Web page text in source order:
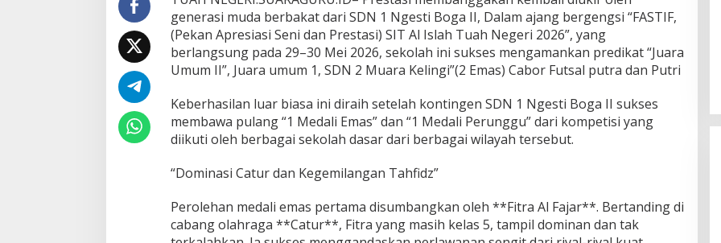
g
a
I
I
T
a
p
i
M
m
k
a
generasi muda berbakat dari SDN 1 Ngesti Boga II, Dalam ajang bergengsi “FASTIF,
(Pekan Apresiasi Seni dan Prestasi) SIT Al Islah Tuah Negeri 2026”, yang
berlangsung pada 29–30 Mei 2026, sekolah ini sukses mengamankan predikat “Juara
Umum II”, Juara umum 1, SDN 2 Muara Kelingi”(2 Emas) Cabor Futsal putra dan Putri
Keberhasilan luar biasa ini diraih setelah kontingen SDN 1 Ngesti Boga II sukses
membawa pulang “1 Medali Emas” dan “1 Medali Perunggu” dari kompetisi yang
diikuti oleh berbagai sekolah dasar dari berbagai wilayah tersebut.
“Dominasi Catur dan Kegemilangan Tahfidz”
Perolehan medali emas pertama disumbangkan oleh **Fitra Al Fajar**. Bertanding di
cabang olahraga **Catur**, Fitra yang masih kelas 5, tampil dominan dan tak